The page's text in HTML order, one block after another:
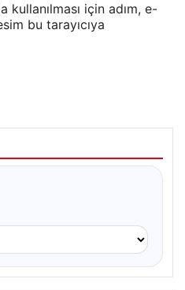
kullanılması için adım, e-
bu tarayıcıya